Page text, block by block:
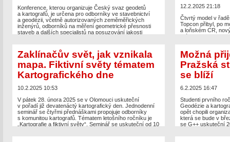
Konference, kterou organizuje Český svaz geodetů
a kartografů, je určena pro odborníky ve stavebnictví
a geodézii, včetně autorizovaných zeměměřických
inženýrů, odborníků na měření geometrické přesnosti
staveb a dalších specialistů na posuzování jakosti
v 10:00, závěr je naplánován na 27. března ve 13:00.
Prezence účastníků bude od 8:00 hodin […]
The postProgram konference Geodézie ve stavebnictví
a průmyslu 2025appeared first onZeměměřič
12.2.2025 21:18
Čtvrtý model v
Topcon přibyl, po
a loňském CR,
stupňů. Topcon ji
[…]
The postNový
kompenzaci
appeared first on
Zaklínačův svět, jak vznikala
mapa. Fiktivní světy tématem
Kartografického dne
10.2.2025 10:53
V pátek 28. února 2025 se v Olomouci uskuteční
v pořadí již devatenáctý kartografický den. Jednodenní
seminář se čtyřmi přednáškami propojuje odborníky
s komunitou kartografů. Tématem letošního ročníku je
„Kartografie a fiktivní světy“. Seminář se uskuteční od 10
Možná
Pražská
se blíží
6.2.2025 16:47
Studenti prvního
Geodézie a
opět chopili
která se bude v
se G++ uskuteční